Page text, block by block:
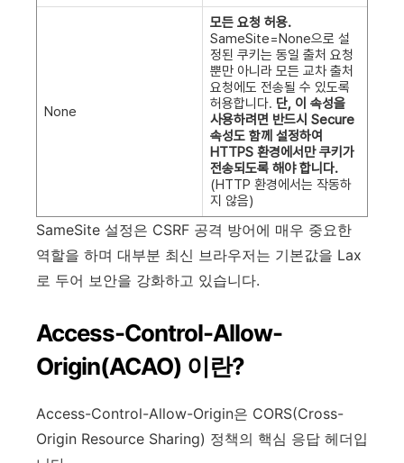
None
모든 요청 허용.
SameSite=None으로 설
정된 쿠키는 동일 출처 요청
뿐만 아니라 모든 교차 출처
요청에도 전송될 수 있도록
허용합니다. 단, 이 속성을
사용하려면 반드시 Secure
속성도 함께 설정하여
HTTPS 환경에서만 쿠키가
전송되도록 해야 합니다.
(HTTP 환경에서는 작동하
지 않음)
SameSite 설정은 CSRF 공격 방어에 매우 중요한
역할을 하며 대부분 최신 브라우저는 기본값을 Lax
로 두어 보안을 강화하고 있습니다.
Access-Control-Allow-
Origin(ACAO) 이란?
Access-Control-Allow-Origin은 CORS(Cross-
Origin Resource Sharing) 정책의 핵심 응답 헤더입